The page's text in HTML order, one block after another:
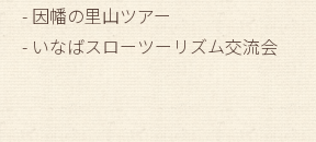
- 因幡の里山ツアー
- いなばスローツーリズム交流会